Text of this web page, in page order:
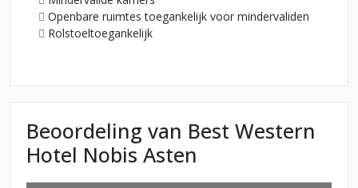
Openbare ruimtes toegankelijk voor mindervaliden
Rolstoeltoegankelijk
Beoordeling van Best Western
Hotel Nobis Asten